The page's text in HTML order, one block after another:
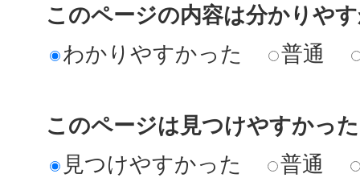
このページの内容は分かりや
わかりやすかった
普通
このページは見つけやすかっ
見つけやすかった
普通